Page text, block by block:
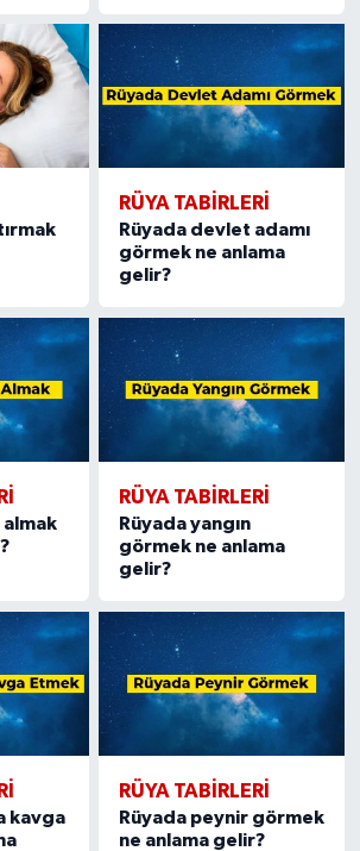
RÜYA TABIRLERI
Rüyada devlet adamı
görmek ne anlama
gelir?
almak
RÜYA TABIRLERI
Rüyada yangın
görmek ne anlama
gelir?
kavga
RÜYA TABIRLERI
Rüyada peynir görmek
ne anlama gelir?